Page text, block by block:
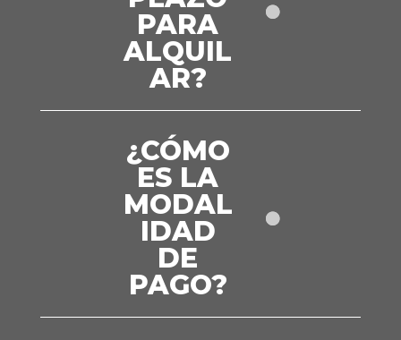
PARA
ALQUIL
AR?
¿CÓMO
ES LA
MODAL
IDAD
DE
PAGO?